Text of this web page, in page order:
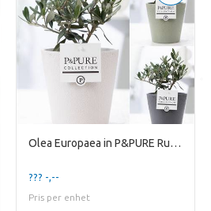
Olea Europaea in P&PURE Ruby ceramics ass. 3
??? -,--
Pris per enhet